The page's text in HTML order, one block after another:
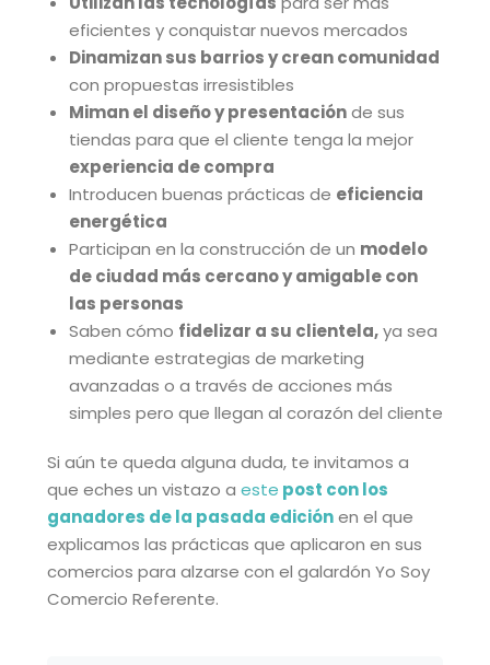
eficientes y conquistar nuevos mercados
Dinamizan sus barrios y crean comunidad
con propuestas irresistibles
Miman el diseño y presentaciónde sus
tiendas para que el cliente tenga la mejor
experiencia de compra
Introducen buenas prácticas de eficiencia
energética
Participan en la construcción de un modelo
de ciudad más cercano y amigable con
las personas
Saben cómo fidelizar a su clientela,ya sea
mediante estrategias de marketing
avanzadas o a través de acciones más
simples pero que llegan al corazón del cliente
Si aún te queda alguna duda, te invitamos a
que eches un vistazo a este post con los
ganadores de la pasada ediciónen el que
explicamos las prácticas que aplicaron en sus
comercios para alzarse con el galardón Yo Soy
Comercio Referente.